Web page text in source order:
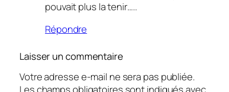
pouvait plus la tenir…..
Répondre
Laisser un commentaire
Votre adresse e-mail ne sera pas publiée.